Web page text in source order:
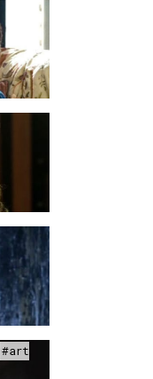
#art